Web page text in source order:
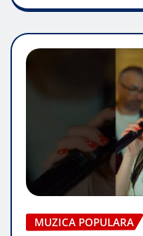
MUZICA POPULARA